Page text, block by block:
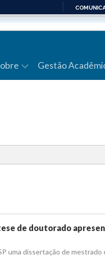
Gestão
de doutorado
uma dissertação de mestrado